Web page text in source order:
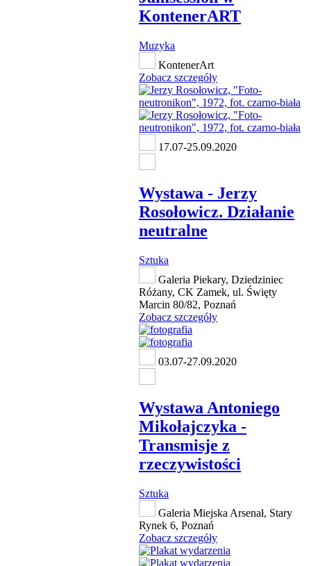
KontenerART
Muzyka
KontenerArt
Zobacz szczegóły
17.07-25.09.2020
Wystawa - Jerzy
Rosołowicz. Działanie
neutralne
Sztuka
Galeria Piekary, Dziedziniec
Różany, CK Zamek, ul. Święty
Marcin 80/82, Poznań
Zobacz szczegóły
03.07-27.09.2020
Wystawa Antoniego
Mikołajczyka -
Transmisje z
rzeczywistości
Sztuka
Galeria Miejska Arsenał, Stary
Rynek 6, Poznań
Zobacz szczegóły